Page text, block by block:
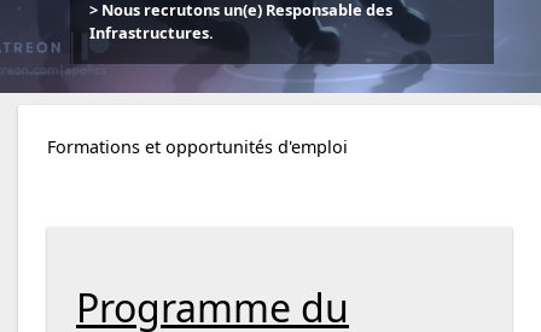
> Nous recrutons un(e) Responsable des
Infrastructures.
Formations et opportunités d'emploi
Programme du